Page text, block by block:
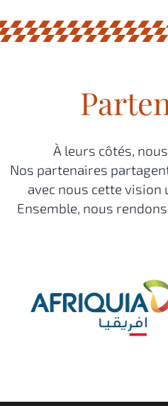
À leurs côtés,
Nos partenaires
avec nous cette vision
Ensemble, nous